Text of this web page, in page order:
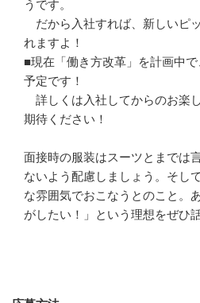
うです。
だから入社すれば、新しいピ
れますよ！
■現在「働き方改革」を計画中
予定です！
詳しくは入社してからのお楽
期待ください！
面接時の服装はスーツとまでは
ないよう配慮しましょう。そし
な雰囲気でおこなうとのこと。
がしたい！」という理想をぜひ